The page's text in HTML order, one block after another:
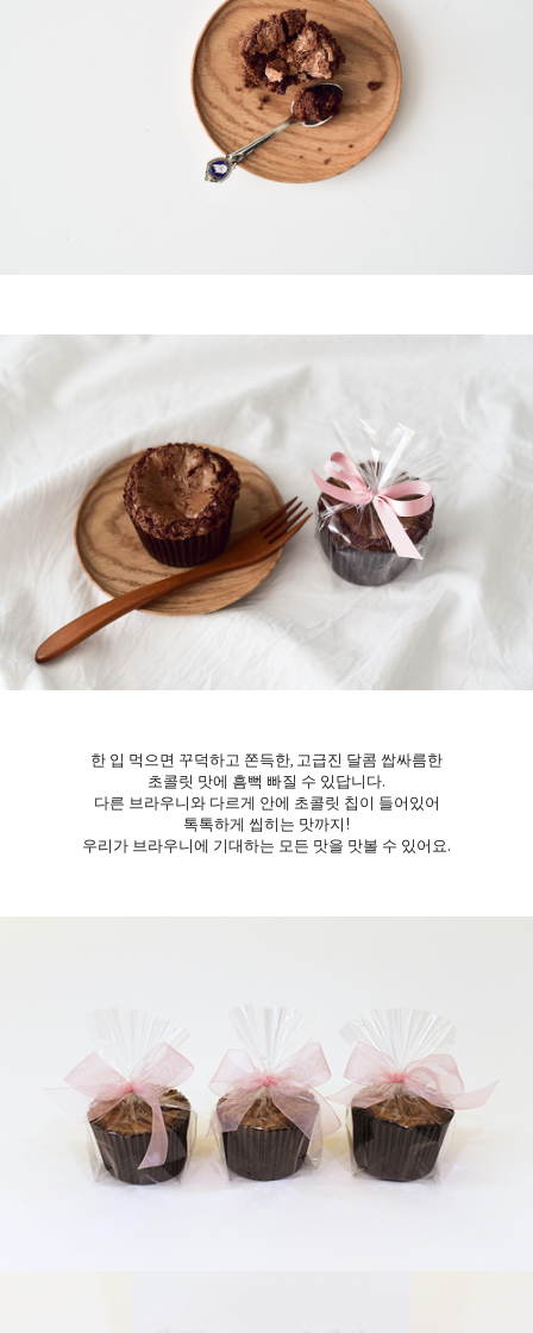
한 입 먹으면 꾸덕하고 쫀득한, 고급진 달콤 쌉싸름한
초콜릿 맛에 흠뻑 빠질 수 있답니다.
다른 브라우니와 다르게 안에 초콜릿 칩이 들어있어
톡톡하게 씹히는 맛까지!
우리가 브라우니에 기대하는 모든 맛을 맛볼 수 있어요.